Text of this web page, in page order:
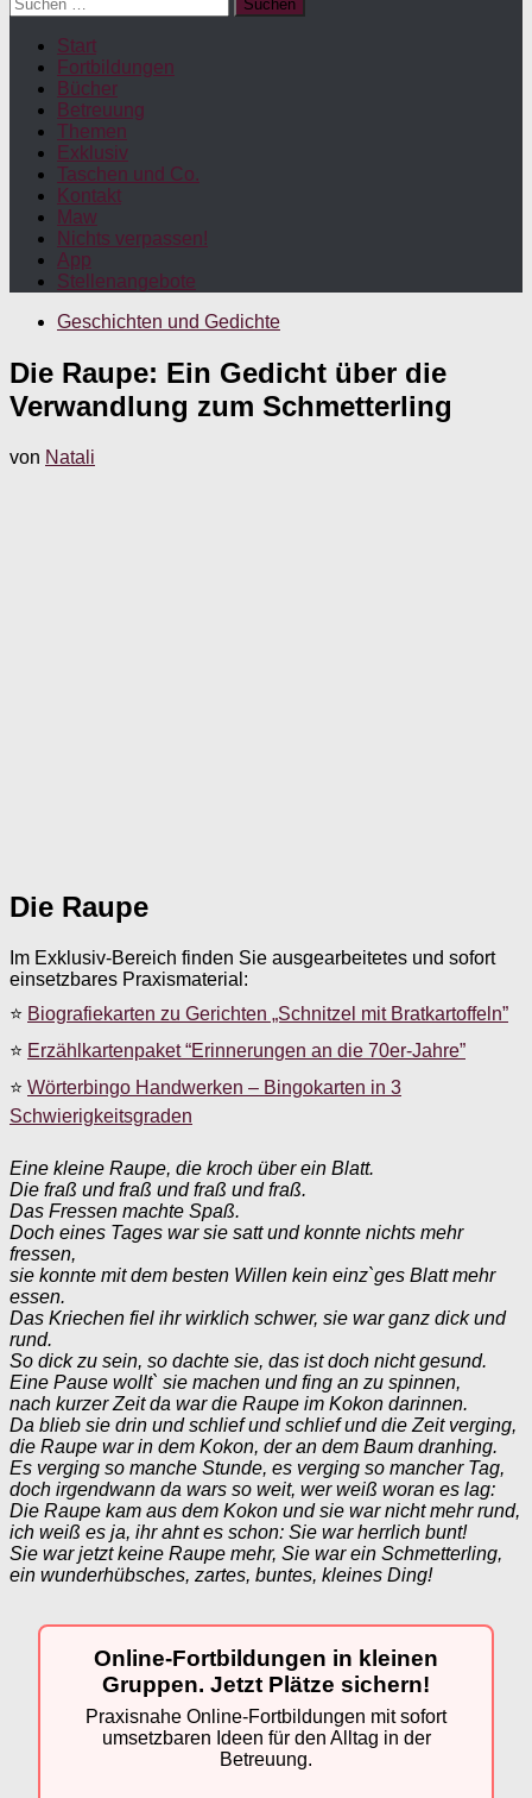
nach:
Start
Fortbildungen
Bücher
Betreuung
Themen
Exklusiv
Taschen und Co.
Kontakt
Maw
Nichts verpassen!
App
Stellenangebote
Geschichten und Gedichte
Die Raupe: Ein Gedicht über die
Verwandlung zum Schmetterling
von Natali
Die Raupe
Im Exklusiv-Bereich finden Sie ausgearbeitetes und sofort
einsetzbares Praxismaterial:
⭐ Biografiekarten zu Gerichten „Schnitzel mit Bratkartoffeln”
⭐ Erzählkartenpaket “Erinnerungen an die 70er-Jahre”
⭐ Wörterbingo Handwerken – Bingokarten in 3
Schwierigkeitsgraden
Eine kleine Raupe, die kroch über ein Blatt.
Die fraß und fraß und fraß und fraß.
Das Fressen machte Spaß.
Doch eines Tages war sie satt und konnte nichts mehr
fressen,
sie konnte mit dem besten Willen kein einz`ges Blatt mehr
essen.
Das Kriechen fiel ihr wirklich schwer, sie war ganz dick und
rund.
So dick zu sein, so dachte sie, das ist doch nicht gesund.
Eine Pause wollt` sie machen und fing an zu spinnen,
nach kurzer Zeit da war die Raupe im Kokon darinnen.
Da blieb sie drin und schlief und schlief und die Zeit verging,
die Raupe war in dem Kokon, der an dem Baum dranhing.
Es verging so manche Stunde, es verging so mancher Tag,
doch irgendwann da wars so weit, wer weiß woran es lag:
Die Raupe kam aus dem Kokon und sie war nicht mehr rund,
ich weiß es ja, ihr ahnt es schon: Sie war herrlich bunt!
Sie war jetzt keine Raupe mehr, Sie war ein Schmetterling,
ein wunderhübsches, zartes, buntes, kleines Ding!
Online-Fortbildungen in kleinen
Gruppen. Jetzt Plätze sichern!
Praxisnahe Online-Fortbildungen mit sofort
umsetzbaren Ideen für den Alltag in der
Betreuung.